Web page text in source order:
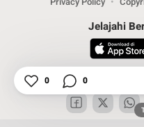
Jelajahi
0 0